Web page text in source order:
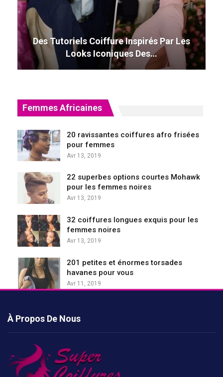
Des Tutoriels Coiffure Inspirés Par Les
Looks Iconiques Des…
Femmes Africaines
20 ravissantes coiffures afro frisées
pour femmes
Avr 13, 2019
22 superbes options courtes Mohawk
pour les femmes noires
Avr 13, 2019
32 coiffures longues exquis pour les
femmes noires
Avr 13, 2019
201 petites et énormes torsades
havanes pour vous
Avr 11, 2019
À Propos De Nous